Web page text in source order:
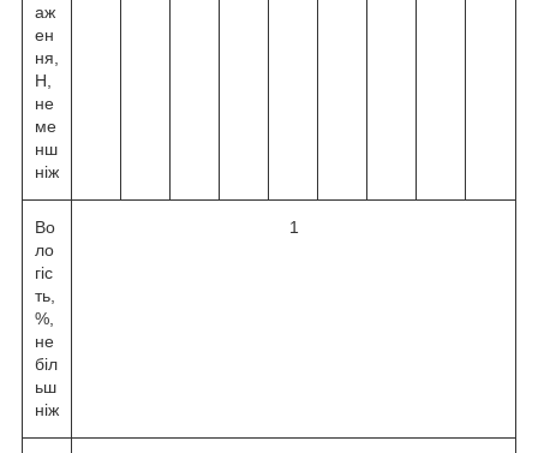
аж
ен
ня,
Н,
не
ме
нш
ніж
Во
ло
гіс
ть,
%,
не
біл
ьш
ніж
1